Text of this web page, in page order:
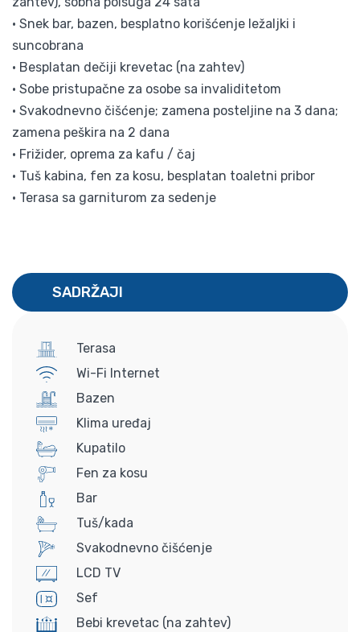
• Snek bar, bazen, besplatno korišćenje ležaljki i
suncobrana
• Besplatan dečiji krevetac (na zahtev)
• Sobe pristupačne za osobe sa invaliditetom
• Svakodnevno čišćenje; zamena posteljine na 3 dana;
zamena peškira na 2 dana
• Frižider, oprema za kafu / čaj
• Tuš kabina, fen za kosu, besplatan toaletni pribor
• Terasa sa garniturom za sedenje
SADRŽAJI
Terasa
Wi-Fi Internet
Bazen
Klima uređaj
Kupatilo
Fen za kosu
Bar
Tuš/kada
Svakodnevno čišćenje
LCD TV
Sef
Bebi krevetac (na zahtev)